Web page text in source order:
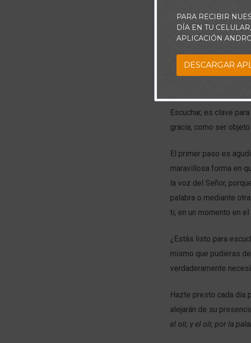
Piensa:
De niño en la
comunicación era
Escuchar, es clave
gracia, como ser
El primer paso es
maravillosa forma en
la voz del Señor,
palabra o mediante
ti, en un momento en
¿Estás listo para
mismo que pudieras
verdaderamente
Hazte presto cada día
alejarán de su
el oír, y el oír, por la
PARA RECIBIR
DÍA EN TU
APLICACIÓN
DESCARGAR